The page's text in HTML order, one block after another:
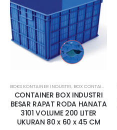
BOKS KONTAINER INDUSTRI, BOX CONTAINER BESAR
CONTAINER BOX INDUSTRI
BESAR RAPAT RODA HANATA
3101 VOLUME 200 LITER
UKURAN 80 x 60 x 45 CM